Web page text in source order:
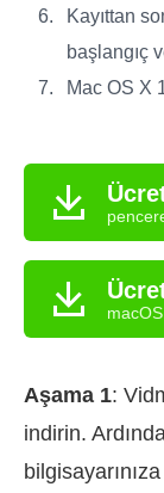
Kayıttan
başlangıç
Mac OS X
Aşama 1:
indirin.